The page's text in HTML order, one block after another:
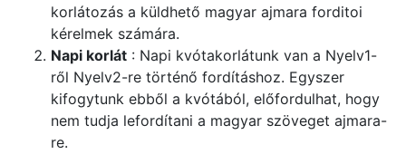
korlátozás a küldhető magyar ajmara forditoi
kérelmek számára.
Napi korlát: Napi kvótakorlátunk van a Nyelv1-
ről Nyelv2-re történő fordításhoz. Egyszer
kifogytunk ebből a kvótából, előfordulhat, hogy
nem tudja lefordítani a magyar szöveget ajmara-
re.